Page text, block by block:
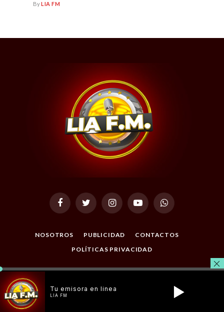
ByLIA FM
FacebookTwitter InstagramYouTubeWhatsApp
NOSOTROS PUBLICIDAD
CONTACTOS
POLÍTICAS PRIVACIDAD
© 2026 Todos los Derechos Reservados. Desarrollado por
Masterclic.Net
Tu emisora en linea
LIA FM